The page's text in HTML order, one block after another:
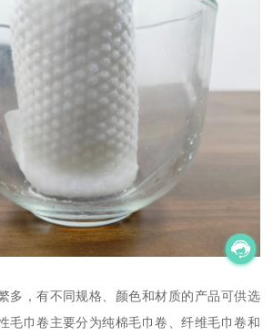
多，有不同规格、颜色和材质的产品可供选
毛巾卷主要分为纯棉毛巾卷、纤维毛巾卷和